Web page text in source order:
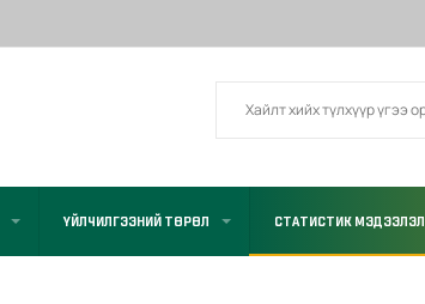
ҮЙЛЧИЛГЭЭНИЙ ТӨРӨЛ СТАТИСТИК МЭДЭЭЛЭЛ